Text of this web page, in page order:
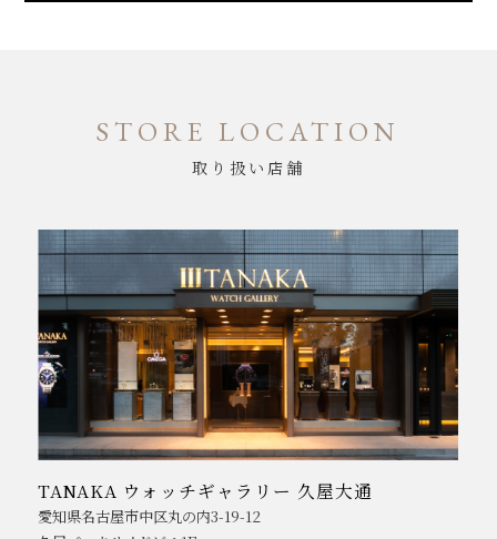
STORE LOCATION
取り扱い店舗
TANAKA ウォッチギャラリー 久屋大通
愛知県名古屋市中区丸の内3-19-12